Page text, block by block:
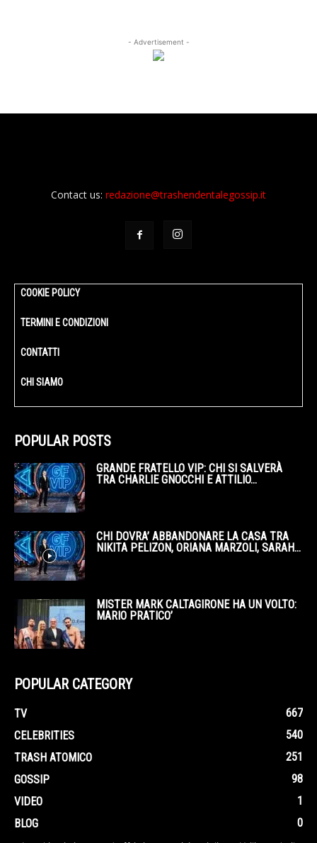
- Advertisement -
Contact us: redazione@trashendentalegossip.it
COOKIE POLICY
TERMINI E CONDIZIONI
CONTATTI
CHI SIAMO
POPULAR POSTS
GRANDE FRATELLO VIP: CHI SI SALVERÀ
TRA CHARLIE GNOCCHI E ATTILIO...
CHI DOVRA’ ABBANDONARE LA CASA TRA
NIKITA PELIZON, ORIANA MARZOLI, SARAH...
MISTER MARK CALTAGIRONE HA UN VOLTO:
MARIO PRATICO’
POPULAR CATEGORY
TV
667
CELEBRITIES
540
TRASH ATOMICO
251
GOSSIP
98
VIDEO
1
BLOG
0